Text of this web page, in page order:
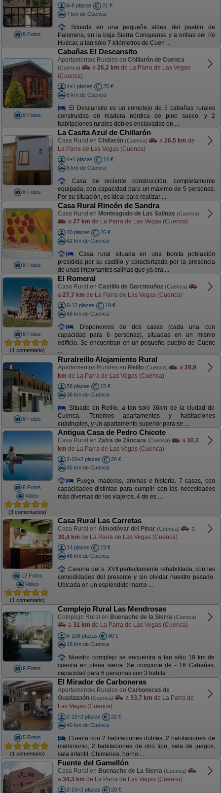
8 Fotos
6-8 plazas
21 €
7 km de Cuenca
Situada en una pequeña aldea del pueblo de
Palomera, en la baja Sierra Conquense y a orillas del río
Huécar, a tan sólo 7 kilómetros de Cuen ...
8 Fotos
Cabañas El Descansito
Apartamentos Rurales en Chillarón de Cuenca
(Cuenca) a 26,2 km de La Parra de Las Vegas
(Cuenca)
4+1 plazas
25 €
8 km de Cuenca
El Descansito es un complejo de 5 cabañas rurales
construidas en madera nórdica de pino sueco, y 2
habitaciones rurales dobles enclavadas en ...
8 Fotos
La Casita Azul de Chillarón
Casa Rural en Chillarón (Cuenca) a 26,5 km de
La Parra de Las Vegas (Cuenca)
4+1 plazas
16 €
8 km de Cuenca
Casa de reciente construcción, completamente
equipada, con capacidad para un máximo de 5 personas.
Por su situación, es ideal para realizar ...
8 Fotos
Casa Rural Rincón de Sandra
Casa Rural en Monteagudo de Las Salinas (Cuenca)
a 27 km de La Parra de Las Vegas (Cuenca)
10 plazas
25 €
42 km de Cuenca
Casa rural situada en una bonita población
presidida por su castillo y caracterizada por la presencia
de unas importantes salinas que ya era ...
8 Fotos
(1 comentario)
El Romeral
Casa Rural en Castillo de Garcimuñoz (Cuenca)
a 27,7 km de La Parra de Las Vegas (Cuenca)
6-12 plazas
19 €
68 km de Cuenca
Disponemos de dos casas (cada una con
capacidad para 6 personas), situadas en un mismo
edificio. Se encuentran en un pequeño pueblo de Cuenc
...
8 Fotos
Ruralreillo Alojamiento Rural
Apartamentos Rurales en Reillo (Cuenca) a 28,9
km de La Parra de Las Vegas (Cuenca)
58 plazas
15 €
36 km de Cuenca
Situado en Reillo, a tan solo 36km de la ciudad de
Cuenca. Tenemos apartamentos y habitaciones
cuádruples, y un apartamento superior para se ...
8 Fotos
Video
(3 comentarios)
Antigua Casa de Pedro Chicote
Casa Rural en Zafra de Záncara (Cuenca) a 30,3
km de La Parra de Las Vegas (Cuenca)
2-20+2 plazas
28 €
45 km de Cuenca
Fuego, maderas, aromas e historia. 7 casas, con
capacidades distintas para cumplir con las necesidades
más diversas de los viajeros. 4 de es ...
12 Fotos
Video
(1 comentario)
Casa Rural Las Carretas
Casa Rural en Almodóvar del Pinar (Cuenca)
a
30,4 km de La Parra de Las Vegas (Cuenca)
14 plazas
23 €
46 km de Cuenca
Casona del s. XVII perfectamente rehabilitada, con las
comodidades del presente y sin olvidar nuestro pasado.
Ubicada en un espléndido marco ...
8 Fotos
Complejo Rural Las Mendrosas
Complejo Rural en Buenache de la Sierra (Cuenca)
a 32 km de La Parra de Las Vegas (Cuenca)
6-108 plazas
40 €
18 km de Cuenca
Nuestro complejo se encuentra a tan sólo 18 km de
cuenca en plena sierra. Se compone de - 16 Cabañas:
capacidad para 6 personas con 3 habita ...
5 Fotos
(1 comentario)
El Mirador de Carboneras
Apartamentos Rurales en Carboneras de
Guadazaón (Cuenca) a 33,7 km de La Parra de
Las Vegas (Cuenca)
2-12+2 plazas
22 €
40 km de Cuenca
Cuenta con 2 habitaciones dobles, 2 habitaciones de
matrimonio, 2 habitaciones de otro tipo, sala de juegos,
sala infantil, Chimenea, horno ...
Fuente del Gamellón
Casa Rural en Buenache de La Sierra (Cuenca)
a 34,3 km de La Parra de Las Vegas (Cuenca)
2-23+2 plazas
20 €